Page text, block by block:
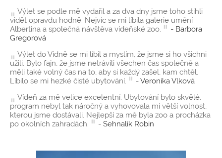
Výlet se podle mě vydařil a za dva dny jsme toho stihli
vidět opravdu hodně. Nejvíc se mi líbila galerie umění
Albertina a společná návštěva vídeňské zoo.
- Barbora
Gregorová
Výlet do Vídně se mi líbil a myslím, že jsme si ho všichni
užili. Bylo fajn, že jsme netrávili všechen čas společně a
měli také volný čas na to, aby si každý zašel, kam chtěl.
Líbilo se mi hezké čisté ubytování.
- Veronika Vlková
Vídeň za mě velice excelentní. Ubytování bylo skvělé,
program nebyl tak náročný a vyhovovala mi větší volnost,
kterou jsme dostávali. Nejlepší za mě byla zoo a procházka
po okolních zahradách.
- Sehnalík Robin